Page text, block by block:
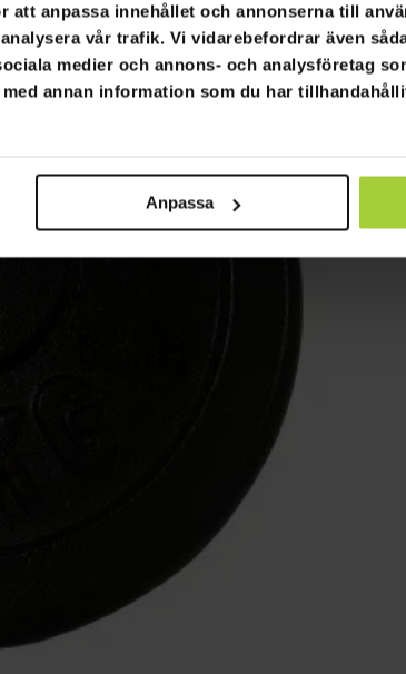
att anpassa innehållet och annonserna till
vår trafik. Vi vidarebefordrar även
medier och annons- och analysföretag
annan information som du har
Anpassa